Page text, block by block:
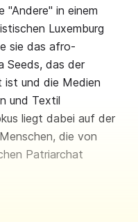
"Andere" in einem
Luxemburg
sie das afro-
Seeds, das der
ist und die Medien
und Textil
liegt dabei auf der
die von
Patriarchat